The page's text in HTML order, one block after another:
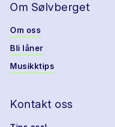
Om Sølvberget
Om oss
Bli låner
Musikktips
Kontakt oss